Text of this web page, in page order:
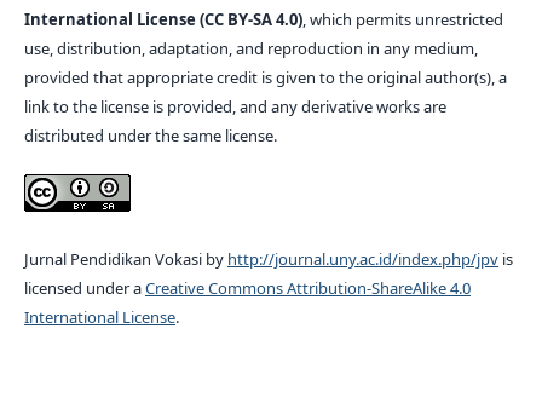
International License (CC BY-SA 4.0), which permits unrestricted
use, distribution, adaptation, and reproduction in any medium,
provided that appropriate credit is given to the original author(s), a
link to the license is provided, and any derivative works are
distributed under the same license.
Jurnal Pendidikan Vokasi by http://journal.uny.ac.id/index.php/jpvis
licensed under aCreative Commons Attribution-ShareAlike 4.0
International License.